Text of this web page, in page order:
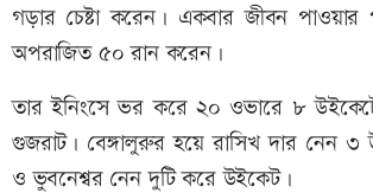
গড়ার চেষ্টা করেন। একবার জীবন
অপরাজিত ৫০ রান করেন।
তার ইনিংসে ভর করে ২০ ওভারে ৮
গুজরাট। বেঙ্গালুরুর হয়ে রাসিখ দার নেন
ও ভুবনেশ্বর নেন দুটি করে উইকেট।